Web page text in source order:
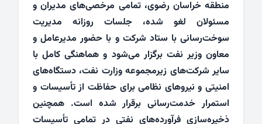
منطقه خراسان رضوی، تمامی مرخصی‌های مدیران و
مسئولان لغو شده، جلسات روزانه مدیریت
سوخت‌رسانی با ستاد شرکت و با حضور مدیرعامل و
معاون وزیر نفت برگزار می‌شود و هماهنگی کامل با
سایر شرکت‌های زیرمجموعه وزارت نفت، دستگاه‌های
امنیتی و نیروهای نظامی برای حفاظت از تأسیسات و
استمرار خدمت‌رسانی برقرار شده است. همچنین
ذخیره‌سازی فرآورده‌های نفتی در تمامی تأسیسات